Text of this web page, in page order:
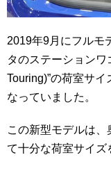
2019年9月にフルモ
タのステーションワ
Touring)”の荷室サ
なっていました。
この新型モデルは
て十分な荷室サイズ